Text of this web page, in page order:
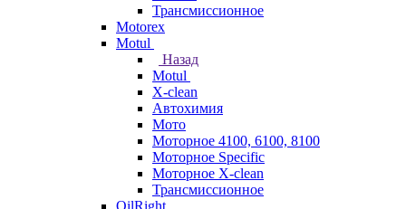
Трансмиссионное
Motorex
Motul
Назад
Motul
X-clean
Автохимия
Мото
Моторное 4100, 6100, 8100
Моторное Specific
Моторное X-clean
Трансмиссионное
OilRight